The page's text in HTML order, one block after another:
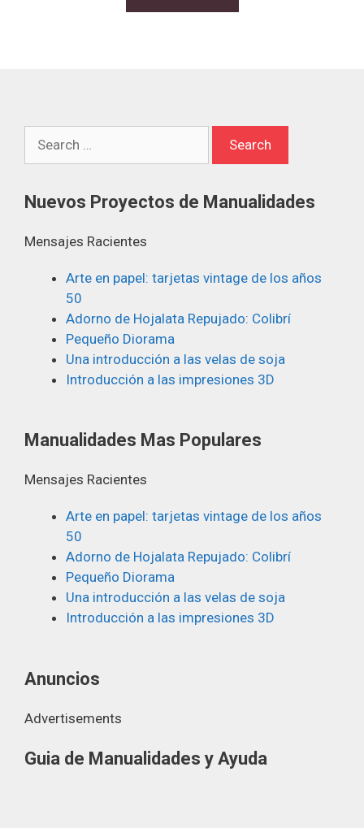
Nuevos Proyectos de Manualidades
Mensajes Racientes
Arte en papel: tarjetas vintage de los años
50
Adorno de Hojalata Repujado: Colibrí
Pequeño Diorama
Una introducción a las velas de soja
Introducción a las impresiones 3D
Manualidades Mas Populares
Mensajes Racientes
Arte en papel: tarjetas vintage de los años
50
Adorno de Hojalata Repujado: Colibrí
Pequeño Diorama
Una introducción a las velas de soja
Introducción a las impresiones 3D
Anuncios
Advertisements
Guia de Manualidades y Ayuda